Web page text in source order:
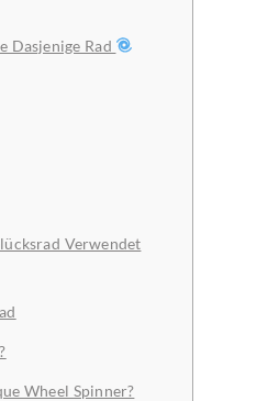
Dasjenige Rad
Verwendet
Wheel Spinner?